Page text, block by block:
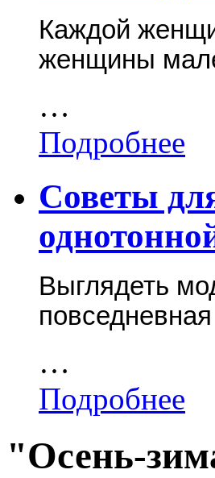
Каждой
женщины
…
Подробнее
Советы
Выглядеть
…
Подробнее
"Осень-